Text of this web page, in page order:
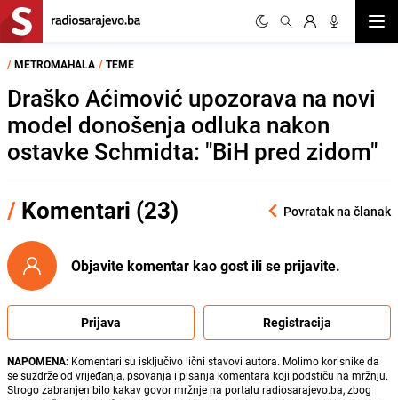
/ METROMAHALA / TEME
Draško Aćimović upozorava na novi
model donošenja odluka nakon
ostavke Schmidta: "BiH pred zidom"
/ Komentari (23) Povratak na članak
Objavite komentar kao gost ili se prijavite.
Prijava Registracija
NAPOMENA: Komentari su isključivo lični stavovi autora. Molimo korisnike da
se suzdrže od vrijeđanja, psovanja i pisanja komentara koji podstiču na mržnju.
Strogo zabranjen bilo kakav govor mržnje na portalu radiosarajevo.ba, zbog